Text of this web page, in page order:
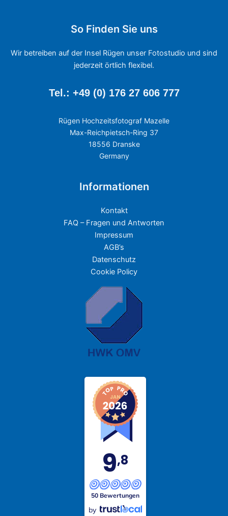
So Finden Sie uns
Wir betreiben auf der Insel Rügen unser Fotostudio und sind
jederzeit örtlich flexibel.
Tel.: +49 (0) 176 27 606 777
Rügen Hochzeitsfotograf Mazelle
Max-Reichpietsch-Ring 37
18556 Dranske
Germany
Informationen
Kontakt
FAQ – Fragen und Antworten
Impressum
AGB’s
Datenschutz
Cookie Policy
9,8
50 Bewertungen
by